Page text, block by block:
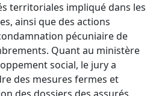
territoriales impliqué dans les
ainsi que des actions
pécuniaire de
Quant au ministère
social, le jury a
des mesures fermes et